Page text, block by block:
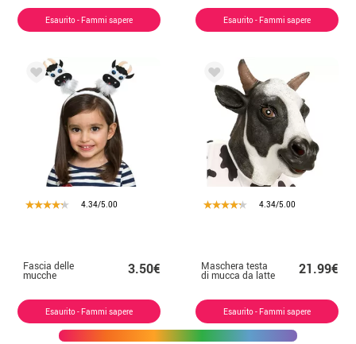
Esaurito - Fammi sapere Esaurito - Fammi sapere
4.34/5.00
Fascia delle
mucche 3.50€
Esaurito - Fammi sapere
4.34/5.00
Maschera testa
di mucca da latte 21.99€
Esaurito - Fammi sapere